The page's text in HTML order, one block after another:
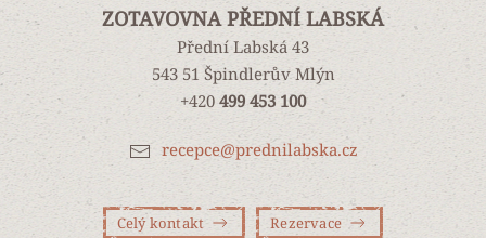
ZOTAVOVNA PŘEDNÍ LABSKÁ
Přední Labská 43
543 51 Špindlerův Mlýn
+420 499 453 100
recepce@prednilabska.cz
Celý kontakt Rezervace